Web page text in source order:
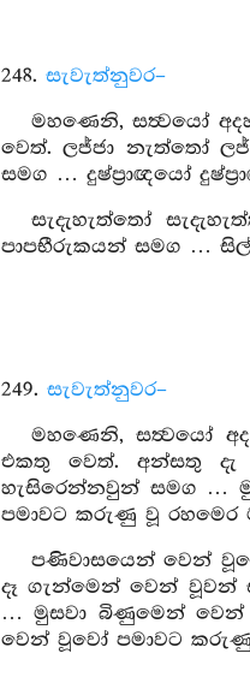
248. සැවැත්නුවර–
මහණෙනි, සත්‍වයෝ
වෙත්. ලජ්ජා නැත්තෝ
සමග … දුෂ්ප්‍රාඥයෝ
සැදැහැත්තෝ
පාපභීරුකයන් සමග …
249. සැවැත්නුවර–
මහණෙනි, සත්‍වයෝ
එකතු වෙත්. අන්සතු
හැසිරෙන්නවුන් සමග …
පමාවට කරුණු වූ රහමෙර
පණිවාසයෙන් වෙන්
දෑ ගැන්මෙන් වෙන් වූවන්
… මුසවා බිණුමෙන්
වෙන් වූවෝ පමාවට කරුණු